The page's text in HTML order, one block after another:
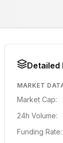
Detailed
MARKET
Market Cap:
24h Volume:
Funding Rate: